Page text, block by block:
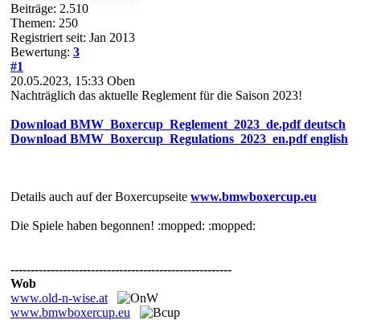
Beiträge: 2.510
Themen: 250
Registriert seit: Jan 2013
Bewertung: 3
#1
20.05.2023, 15:33 Oben
Nachträglich das aktuelle Reglement für die Saison 2023!
Download BMW_Boxercup_Reglement_2023_de.pdf deutsch
Download BMW_Boxercup_Regulations_2023_en.pdf english
Details auch auf der Boxercupseite www.bmwboxercup.eu
Die Spiele haben begonnen! :mopped: :mopped:
-------------------------------------------------------
Wob
www.old-n-wise.at
www.bmwboxercup.eu